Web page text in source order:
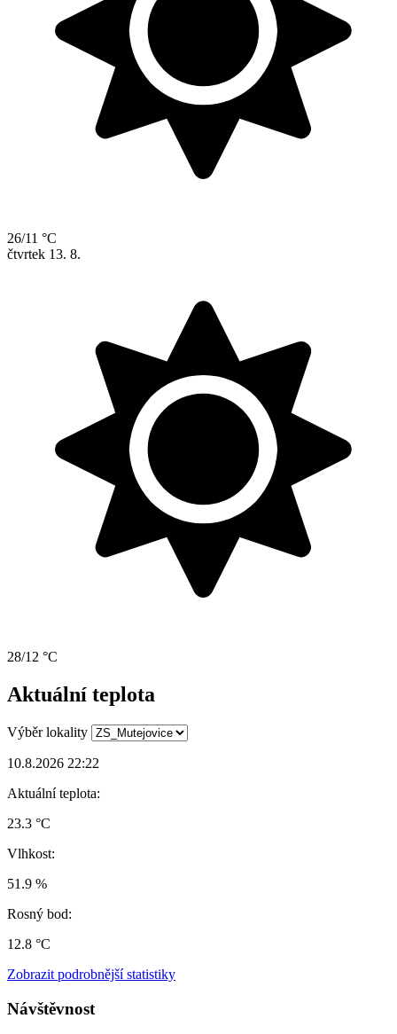
26/11 °C
čtvrtek 13. 8.
28/12 °C
Aktuální teplota
Výběr lokality
10.8.2026 22:22
Aktuální teplota:
23.3 °C
Vlhkost:
51.9 %
Rosný bod:
12.8 °C
Zobrazit podrobnější statistiky
Návštěvnost